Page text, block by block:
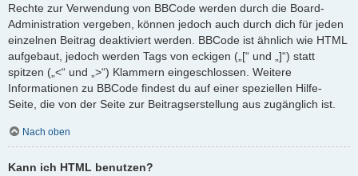
Rechte zur Verwendung von BBCode werden durch die Board-
Administration vergeben, können jedoch auch durch dich für jeden
einzelnen Beitrag deaktiviert werden. BBCode ist ähnlich wie HTML
aufgebaut, jedoch werden Tags von eckigen („[“ und „]“) statt
spitzen („<“ und „>“) Klammern eingeschlossen. Weitere
Informationen zu BBCode findest du auf einer speziellen Hilfe-
Seite, die von der Seite zur Beitragserstellung aus zugänglich ist.
Nach oben
Kann ich HTML benutzen?